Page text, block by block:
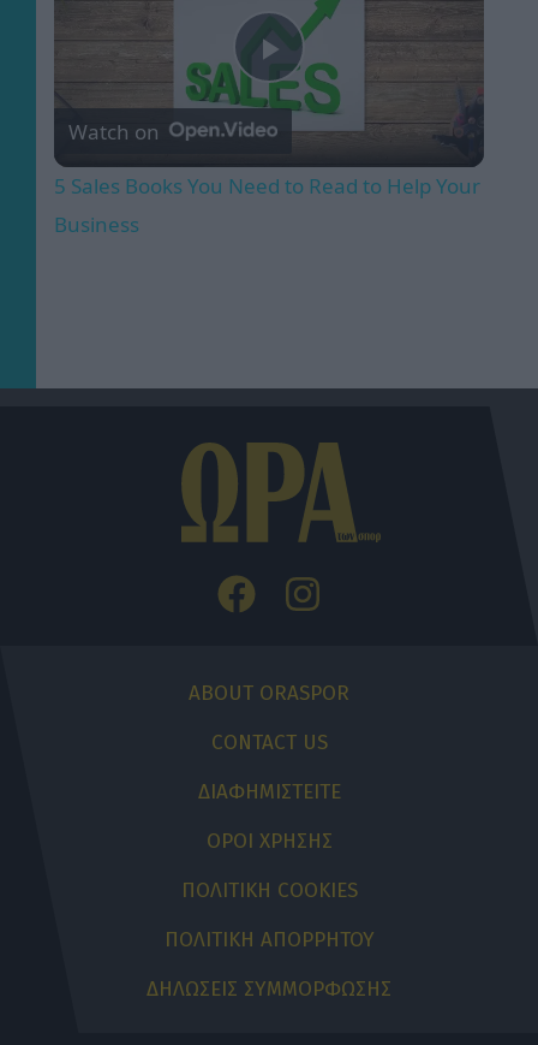
Play
Video
Watch on
5 Sales Books You Need to Read to Help Your
Business
ABOUT ORASPOR
CONTACT US
ΔΙΑΦΗΜΙΣΤΕΙΤΕ
ΟΡΟΙ ΧΡΗΣΗΣ
ΠΟΛΙΤΙΚΗ COOKIES
ΠΟΛΙΤΙΚΗ ΑΠΟΡΡΗΤΟΥ
ΔΗΛΩΣΕΙΣ ΣΥΜΜΟΡΦΩΣΗΣ